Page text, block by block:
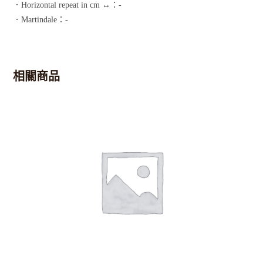
．Horizontal repeat in cm ↔：-
．Martindale：-
相關商品